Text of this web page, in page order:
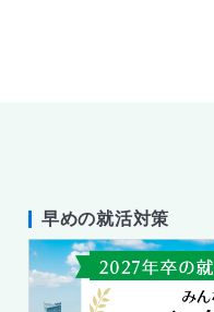
早めの就活対策